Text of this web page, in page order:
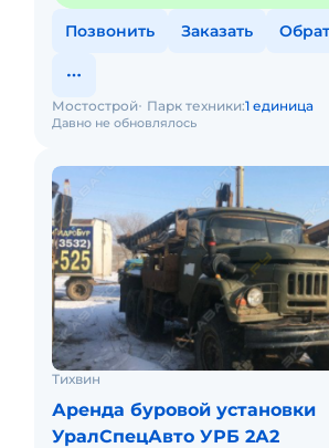
Позвонить Заказать
Давно не обновлялось
Мостострой Парк техники:1 единица
Тихвин
Аренда буровой установки
УралСпецАвто УРБ 2А2